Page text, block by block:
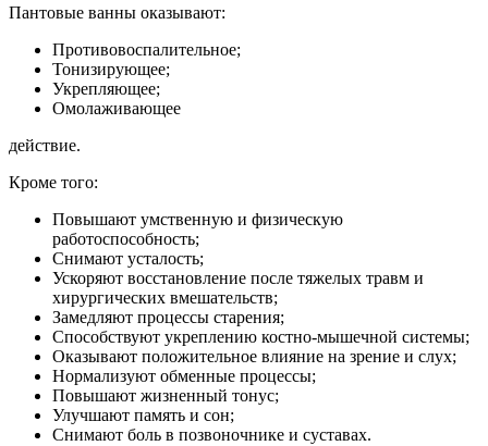
Пантовые ванны оказывают:
Противовоспалительное;
Тонизирующее;
Укрепляющее;
Омолаживающее
действие.
Кроме того:
Повышают умственную и физическую
работоспособность;
Снимают усталость;
Ускоряют восстановление после тяжелых травм и
хирургических вмешательств;
Замедляют процессы старения;
Способствуют укреплению костно-мышечной системы;
Оказывают положительное влияние на зрение и слух;
Нормализуют обменные процессы;
Повышают жизненный тонус;
Улучшают память и сон;
Снимают боль в позвоночнике и суставах.